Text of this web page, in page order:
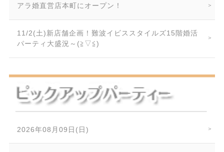
アラ婚直営店本町にオープン！
11/2(土)新店舗企画！難波イビススタイルズ15階婚活
パーティ大盛況～(≧▽≦)
2026年08月09日(日)